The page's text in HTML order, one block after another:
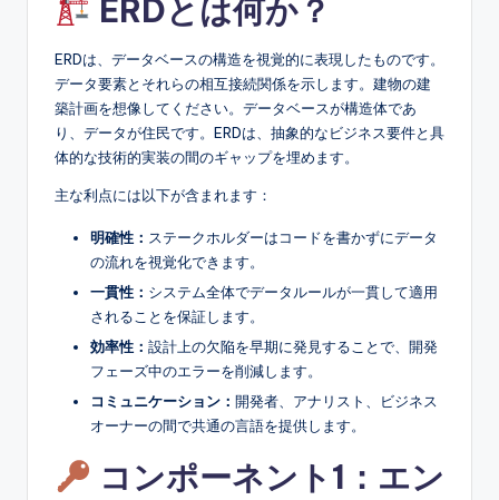
&
D
ERDとは何か？
ERDは、データベースの構造を視覚的に表現したものです。
データ要素とそれらの相互接続関係を示します。建物の建
築計画を想像してください。データベースが構造体であ
り、データが住民です。ERDは、抽象的なビジネス要件と具
体的な技術的実装の間のギャップを埋めます。
主な利点には以下が含まれます：
明確性： ステークホルダーはコードを書かずにデータ
の流れを視覚化できます。
一貫性： システム全体でデータルールが一貫して適用
されることを保証します。
効率性： 設計上の欠陥を早期に発見することで、開発
フェーズ中のエラーを削減します。
コミュニケーション： 開発者、アナリスト、ビジネス
オーナーの間で共通の言語を提供します。
コンポーネント1：エン